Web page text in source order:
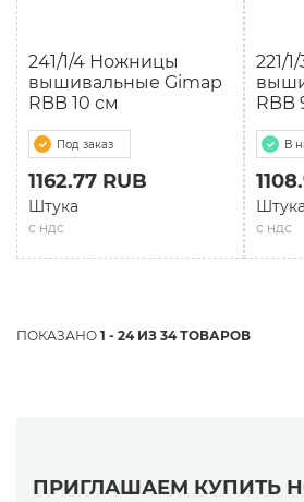
241/1/4 Ножницы
вышивальные Gimap
RBB 10 см
Под заказ
с ндс
1162.77 RUB
Штука
221/
RBB
В
с ндс
Штука
ПОКАЗАНО 1 - 24 ИЗ 34 ТОВАРОВ
ПРИГЛАШАЕМ КУПИТЬ